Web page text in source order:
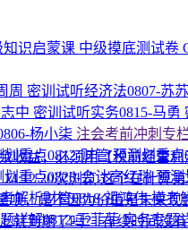
知识启蒙课 中级摸底测试卷
周 密训试听经济法0807-苏苏
中 密训试听实务0815-马勇
杨小柒 注会考前冲刺专
划重点0812-财管预测划重
划重点0828-会计高红瑞预测
解析财管0818-祖鸿伟模考
详解0812-王菲菲实务专题
收益，必须用【税前经营
14:1220次浏览这个在计算
呗，是不因为价值是未来
就到期了吗？ 存续时间没